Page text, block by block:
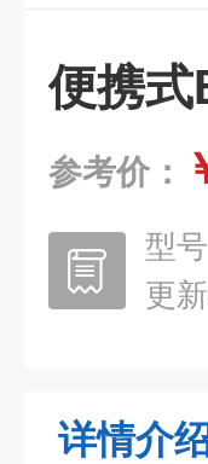
便携式
参考价：
型号
更
详情介